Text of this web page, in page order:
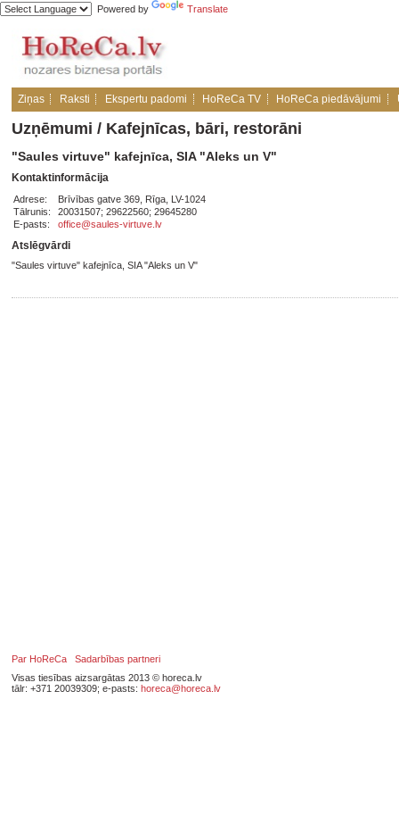
Powered by Translate
Ziņas Raksti Ekspertu padomi HoReCa TV HoReCa piedāvājumi
Uzņēmumi / Kafejnīcas, bāri, restorāni
"Saules virtuve" kafejnīca, SIA "Aleks un V"
Kontaktinformācija
Adrese:
Brīvības gatve 369, Rīga, LV-1024
Tālrunis:
20031507; 29622560; 29645280
E-pasts:
office@saules-virtuve.lv
Atslēgvārdi
"Saules virtuve" kafejnīca, SIA "Aleks un V"
Par HoReCa
Sadarbības partneri
Visas tiesības aizsargātas 2013 © horeca.lv
tālr: +371 20039309; e-pasts: horeca@horeca.lv